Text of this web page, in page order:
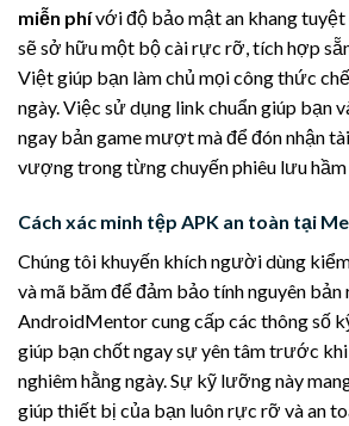
miễn phívới độ bảo mật an khang tuyệt
sẽ sở hữu một bộ cài rực rỡ, tích hợp
Việt giúp bạn làm chủ mọi công thức
ngày. Việc sử dụng link chuẩn giúp bạn
ngay bản game mượt mà để đón nhận
vượng trong từng chuyến phiêu lưu hầm
Cách xác minh tệp APK an toàn tại
Chúng tôi khuyến khích người dùng
và mã băm để đảm bảo tính nguyên bản
AndroidMentor cung cấp các thông số
giúp bạn chốt ngay sự yên tâm trước
nghiêm hằng ngày. Sự kỹ lưỡng này
giúp thiết bị của bạn luôn rực rỡ và an